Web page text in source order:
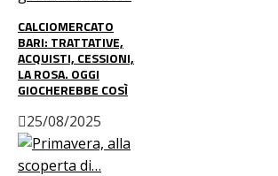
CALCIOMERCATO
BARI: TRATTATIVE,
ACQUISTI, CESSIONI,
LA ROSA. OGGI
GIOCHEREBBE COSÌ
25/08/2025